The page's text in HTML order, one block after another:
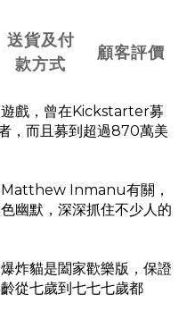
送貨及付
款方式
顧客評價
戲，曾在Kickstarter募
，而且募到超過870萬美
Matthew Inmanu有關，
幽默，深深抓住不少人的
炸貓是闔家歡樂版，保證
從七歲到七七七歲都